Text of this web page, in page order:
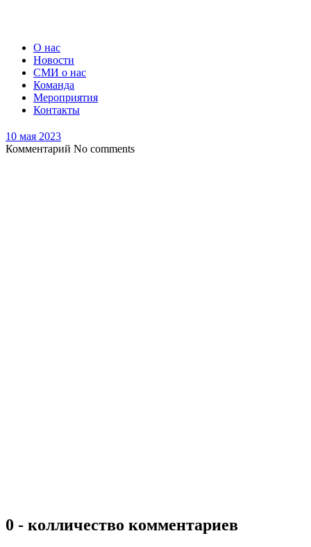
О нас
Новости
СМИ о нас
Команда
Мероприятия
Контакты
10 мая 2023
Комментарий No comments
0 - колличество комментариев